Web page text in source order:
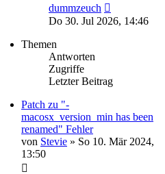
dummzeuch
Do 30. Jul 2026, 14:46
Themen
Antworten
Zugriffe
Letzter Beitrag
Patch zu "-
macosx_version_min has been
renamed" Fehler
von Stevie » So 10. Mär 2024,
13:50